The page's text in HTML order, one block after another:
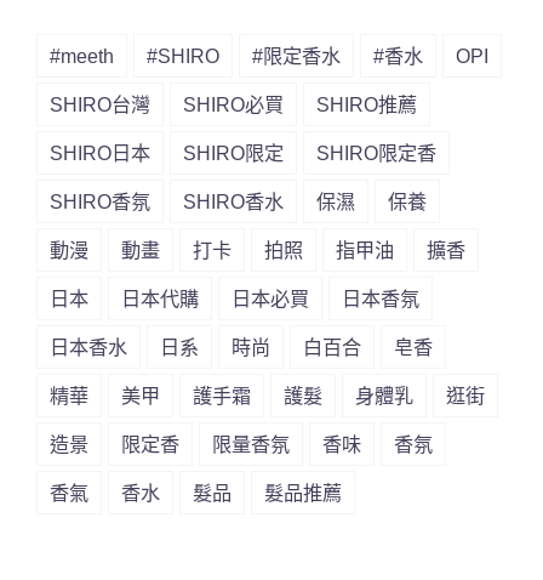
#meeth #SHIRO #限定香水 #香水 OPI
SHIRO台灣 SHIRO必買 SHIRO推薦
SHIRO日本 SHIRO限定 SHIRO限定香
SHIRO香氛 SHIRO香水 保濕 保養
動漫 動畫 打卡 拍照 指甲油 擴香
日本 日本代購 日本必買 日本香氛
日本香水 日系 時尚 白百合 皂香
精華 美甲 護手霜 護髮 身體乳 逛街
造景 限定香 限量香氛 香味 香氛
香氣 香水 髮品 髮品推薦